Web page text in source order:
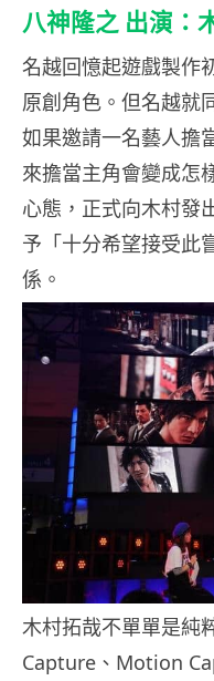
八神隆之 出演：
名越回憶起遊戲製作
原創角色。但名越就
如果邀請一名藝人擔
來擔當主角會變成怎
心態，正式向木村發
予「十分希望接受此
係。
木村拓哉不單單是純
Capture、Motion